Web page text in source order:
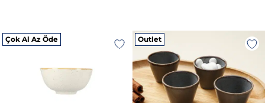
Çok Al Az Öde Outlet